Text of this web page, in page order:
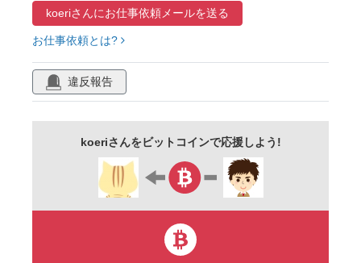
koeriさんにお仕事依頼メールを送る
お仕事依頼とは?
違反報告
koeriさんをビットコインで応援しよう!